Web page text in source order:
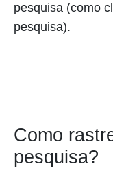
pesquisa (como
pesquisa).
Como
pesquisa?